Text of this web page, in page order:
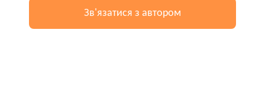
Зв'язатися з автором